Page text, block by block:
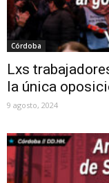
Córdoba
Lxs
la única
9 agosto, 2024